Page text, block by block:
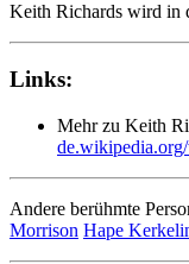
Keith Richards wird in
Links:
Mehr zu Keith
Andere berühmte
Morrison Hape